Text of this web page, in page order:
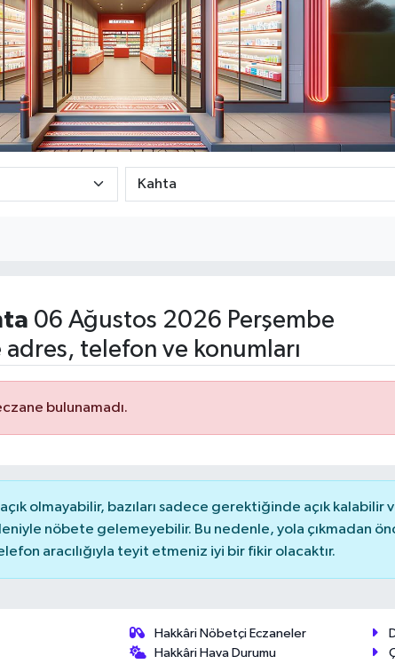
06 Ağustos 2026 Perşembe
telefon ve konumları
bulunamadı.
olmayabilir, bazıları sadece gerektiğinde açık kalabilir
nöbete gelemeyebilir. Bu nedenle, yola çıkmadan
aracılığıyla teyit etmeniz iyi bir fikir olacaktır.
Hakkâri Nöbetçi Eczaneler
Hakkâri Hava Durumu